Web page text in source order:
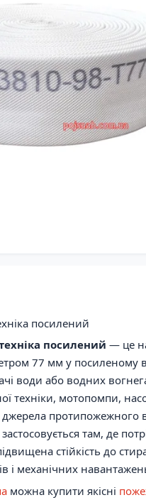
посилений
посилений — це
77 мм у посиленому
води або водних
техніки, мотопомпи,
протипожежного
там, де
стійкість до
і механічних
можна купити якісні